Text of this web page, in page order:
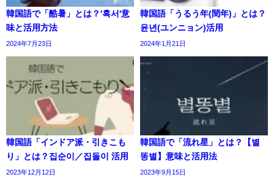
韓国語で「酷暑」とは？'혹서'意
味と活用方法
2024年7月23日
韓国語「うるう年(閏年)」とは？
윤년(ユンニョン)活用
2024年1月21日
韓国語「インドア派・引きこも
り」とは？집순이／집돌이 活用
2023年12月12日
韓国語で「流れ星」とは？【별
똥별】意味と活用法
2023年9月15日